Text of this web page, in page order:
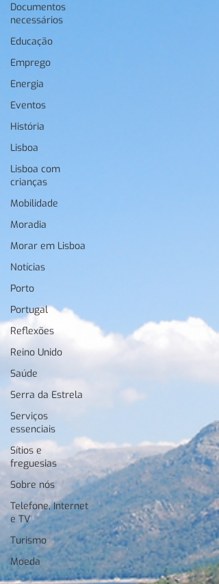
Documentos
necessários
Educação
Emprego
Energia
Eventos
História
Lisboa
Lisboa com
crianças
Mobilidade
Moradia
Morar em Lisboa
Notícias
Porto
Portugal
Reflexões
Reino Unido
Saúde
Serra da Estrela
Serviços
essenciais
Sítios e
freguesias
Sobre nós
Telefone, Internet
e TV
Turismo
Moeda